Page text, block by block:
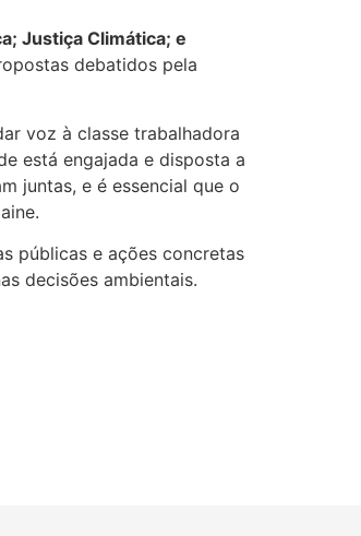
Justiça Climática; e
debatidos pela
voz à classe trabalhadora
está engajada e disposta a
juntas, e é essencial que o
públicas e ações concretas
decisões ambientais.